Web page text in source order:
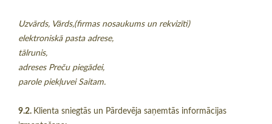
Uzvārds, Vārds,(firmas nosaukums un rekvizīti)
elektroniskā pasta adrese,
tālrunis,
adreses Preču piegādei,
parole piekļuvei Saitam.
9.2. Klienta sniegtās un Pārdevēja saņemtās informācijas